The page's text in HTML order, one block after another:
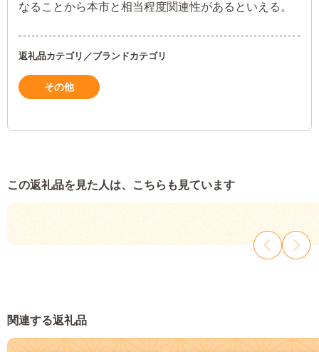
なることから本市と相当程度関連性があるといえる。
返礼品カテゴリ／ブランドカテゴリ
その他
この返礼品を見た人は、こちらも見ています
関連する返礼品